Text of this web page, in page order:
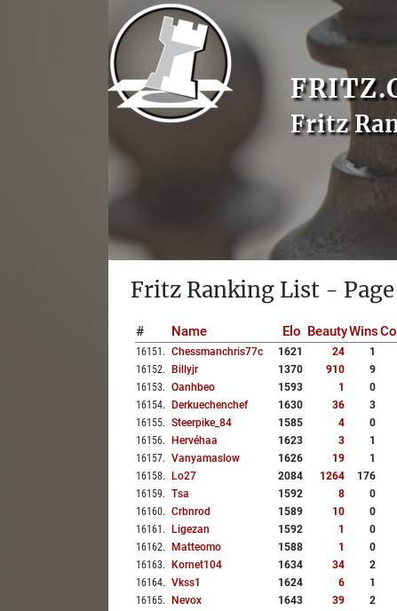
Fritz
Fritz Ranking List - Page
# Name Elo BeautyWins
16151 . Chessmanchris77c 1621 24
1
16152. Billyjr 1370 910
9
16153. Oanhbeo 1593 1
0
16154. Derkuechenchef 1630 36
3
16155. Steerpike_84 1585 4
0
16156. Hervéhaa 1623 3
1
16157. Vanyamaslow 1626 19
1
16158. Lo27 2084 1264
176
16159. Tsa 1592 8
0
16160. Crbnrod 1589 10
0
16161 . Ligezan 1592 1
0
16162. Matteomo 1588 1
0
16163. Kornet104 1634 34
2
16164. Vkss1 1624 6
1
16165. Nevox 1643 39
2